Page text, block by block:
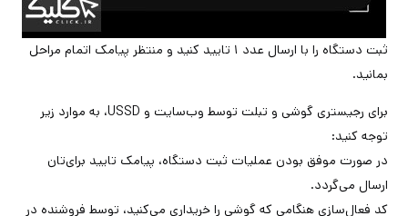
ثبت دستگاه را با ارسال عدد ۱ تایید کنید و منتظر پیامک اتمام مراحل
بمانید.
برای رجیستری گوشی و تبلت توسط وب‌سایت و USSD، به موارد زیر
توجه کنید:
در صورت موفق بودن عملیات ثبت دستگاه، پیامک تایید برای‌تان
ارسال می‌گردد.
کد فعال‌سازی هنگامی که گوشی را خریداری می‌کنید، توسط فروشنده در